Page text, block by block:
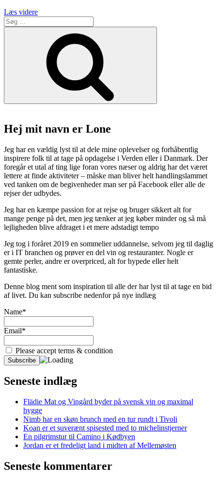
Læs videre“To
fantastisk
Roadtrip
Grækenland,
September
2021”
Søg
efter:
Hej mit navn er Lone
Jeg har en vældig lyst til at dele mine oplevelser og forhåbentlig
inspirere folk til at tage på opdagelse i Verden eller i Danmark. Der
foregår et utal af ting lige foran vores næser og aldrig har det været
lettere at finde aktiviteter – måske man bliver helt handlingslammet
ved tanken om de begivenheder man ser på Facebook eller alle de
rejser der udbydes.
Jeg har en kæmpe passion for at rejse og bruger sikkert alt for
mange penge på det, men jeg tænker at jeg køber minder og så må
lejligheden blive afdraget i et mere adstadigt tempo
Jeg tog i foråret 2019 en sommelier uddannelse, selvom jeg til daglig
er i IT branchen og prøver en del vin og restauranter. Nogle er
gemte perler, andre er overpriced, alt for hypede eller helt
fantastiske.
Denne blog ment som inspiration til alle der har lyst til at tage en bid
af livet. Du kan subscribe nedenfor på nye indlæg
Name*
Email*
Please accept terms & condition
Seneste indlæg
Flädie Mat og Vingård byder på svensk vin og maximal
hygge
Nimb har en skøn brunch med en tur rundt i Tivoli
Koan er et suverænt spisested med to michelinstjerner
En pilgrimstur til Camino i Kødbyen
Jordan er et fredeligt land i midten af Mellemøsten
Seneste kommentarer